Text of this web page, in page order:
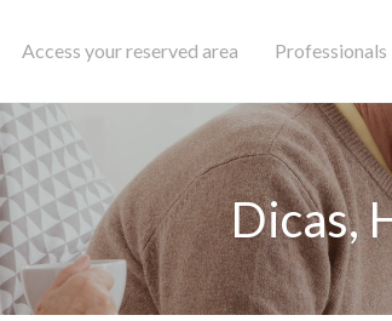
Access your reserved area Professionals
Dicas,